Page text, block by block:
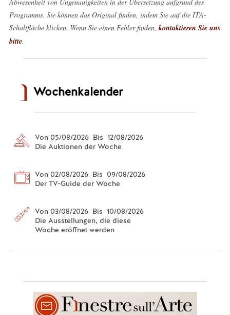
Programms. Sie können das Original finden, indem Sie auf die ITA-
Schaltfläche klicken. Wenn Sie einen Fehler finden, kontaktieren Sie uns
bitte.
Wochenkalender
Von 05/08/2026 Bis 12/08/2026
Die Auktionen der Woche
Von 02/08/2026 Bis 09/08/2026
Der TV-Guide der Woche
Von 03/08/2026 Bis 10/08/2026
Die Ausstellungen, die diese
Woche eröffnet werden